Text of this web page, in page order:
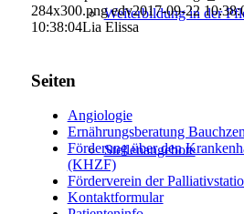
Weiterbildung in der
Stellenangebote
284x300.png edv2017-09-22
10:38:04Lia Elissa
Seiten
Angiologie
Ernährungsberatung
Förderung über den
(KHZF)
Förderverein der
Kontaktformular